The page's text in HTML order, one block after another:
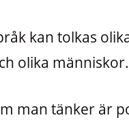
kan tolkas
olika människor.
man tänker är